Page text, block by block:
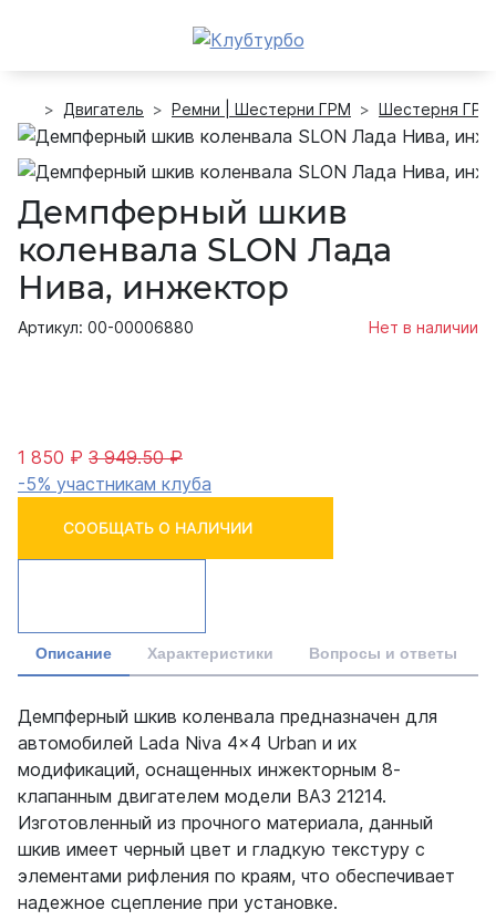
Двигатель Ремни | Шестерни ГРМ Шестерня
Демпферный шкив
коленвала SLON Лада
Нива, инжектор
Артикул: 00-00006880 Нет в наличии
1 850 ₽ 3 949.50 ₽
-5% участникам клуба
СООБЩАТЬ О НАЛИЧИИ
Описание Характеристики Вопросы и ответы
Демпферный шкив коленвала предназначен для
автомобилей Lada Niva 4x4 Urban и их
модификаций, оснащенных инжекторным 8-
клапанным двигателем модели ВАЗ 21214.
Изготовленный из прочного материала, данный
шкив имеет черный цвет и гладкую текстуру с
элементами рифления по краям, что обеспечивает
надежное сцепление при установке.